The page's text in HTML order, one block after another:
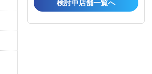
検討中店舗一覧へ